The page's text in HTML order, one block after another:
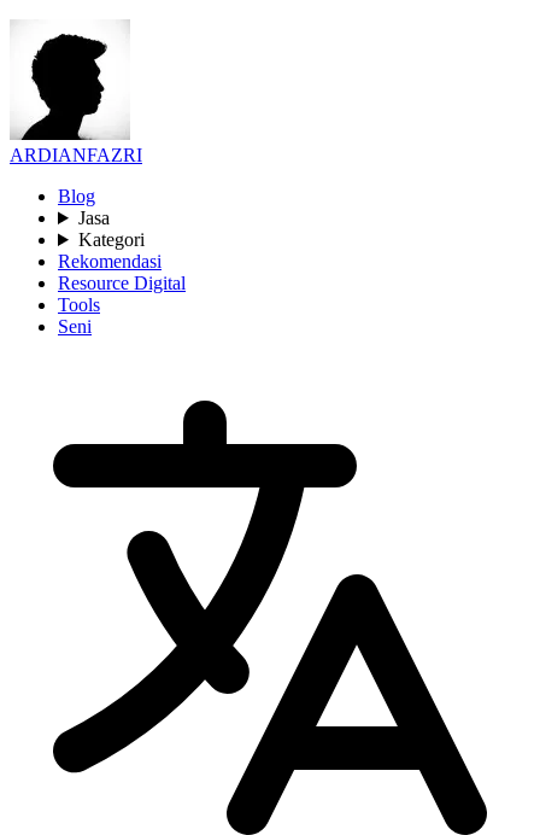
ARDIANFAZRI
Blog
Jasa
Kategori
Rekomendasi
Resource Digital
Tools
Seni